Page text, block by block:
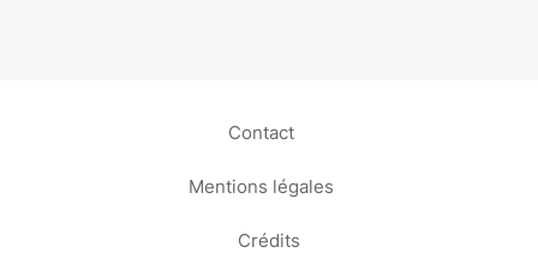
Contact
Mentions légales
Crédits